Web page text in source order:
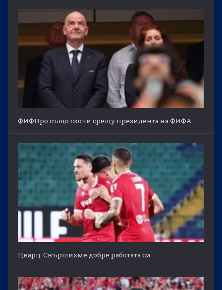
ФИФПро също скочи срещу президента на ФИФА
Цварц: Свършихме добре работата си